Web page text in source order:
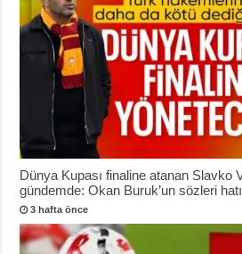
Dünya Kupası finaline atanan Slavko
gündemde: Okan Buruk’un sözleri
3 hafta önce